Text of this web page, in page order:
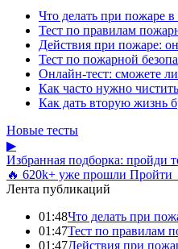
Что делать при пожаре в
Тест по правилам
Действия при пожаре:
Тест по пожарной
Онлайн-тест: сможете
Как часто нужно
Как дать вторую жизнь
Новые тесты
▶
Избранная подборка: пройди
🔥 620k+ уже прошли Пройти
Лента публикаций
01:48Что делать при
01:47Тест по правилам
01:47Действия при